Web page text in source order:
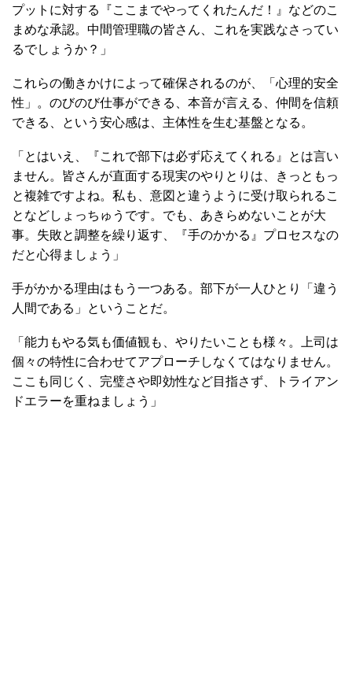
プットに対する『ここまでやってくれたんだ！』などのこ
まめな承認。中間管理職の皆さん、これを実践なさってい
るでしょうか？」
これらの働きかけによって確保されるのが、「心理的安全
性」。のびのび仕事ができる、本音が言える、仲間を信頼
できる、という安心感は、主体性を生む基盤となる。
「とはいえ、『これで部下は必ず応えてくれる』とは言い
ません。皆さんが直面する現実のやりとりは、きっともっ
と複雑ですよね。私も、意図と違うように受け取られるこ
となどしょっちゅうです。でも、あきらめないことが大
事。失敗と調整を繰り返す、『手のかかる』プロセスなの
だと心得ましょう」
手がかかる理由はもう一つある。部下が一人ひとり「違う
人間である」ということだ。
「能力もやる気も価値観も、やりたいことも様々。上司は
個々の特性に合わせてアプローチしなくてはなりません。
ここも同じく、完璧さや即効性など目指さず、トライアン
ドエラーを重ねましょう」